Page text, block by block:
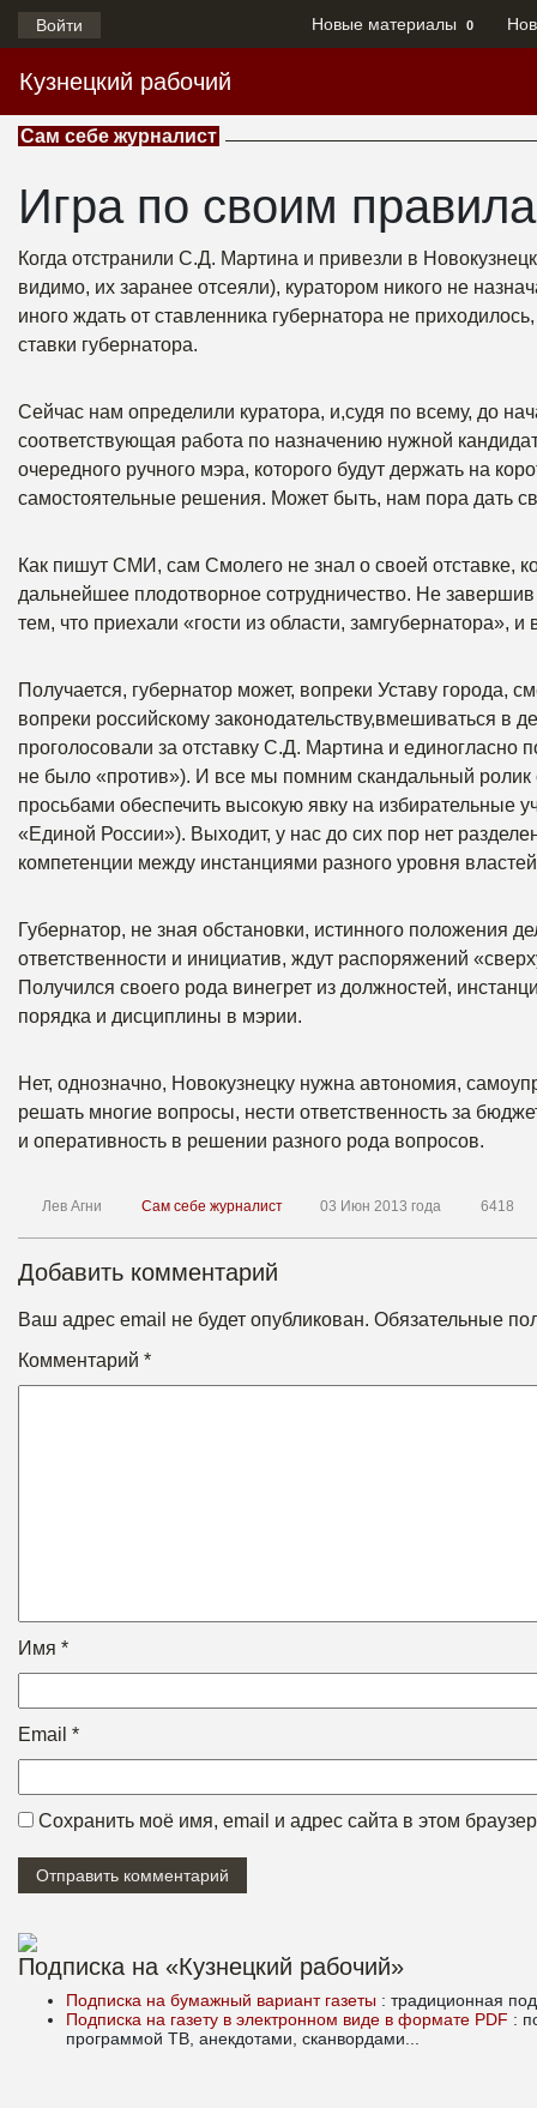
Войти Новые материалы 0
Кузнецкий рабочий
Сам себе журналист
Игра по своим
Когда отстранили С.Д. Мартина и привезли в
видимо, их заранее отсеяли), куратором никого не
иного ждать от ставленника губернатора не
ставки губернатора.
Сейчас нам определили куратора, и,судя по всему, до
соответствующая работа по назначению нужной
очередного ручного мэра, которого будут держать на
самостоятельные решения. Может быть, нам пора дать
Как пишут СМИ, сам Смолего не знал о своей отставке,
дальнейшее плодотворное сотрудничество. Не
тем, что приехали «гости из области, замгубернатора», и
Получается, губернатор может, вопреки Уставу города,
вопреки российскому законодательству,вмешиваться в
проголосовали за отставку С.Д. Мартина и единогласно
не было «против»). И все мы помним скандальный
просьбами обеспечить высокую явку на избирательные
«Единой России»). Выходит, у нас до сих пор нет
компетенции между инстанциями разного уровня
Губернатор, не зная обстановки, истинного положения
ответственности и инициатив, ждут распоряжений
Получился своего рода винегрет из должностей,
порядка и дисциплины в мэрии.
Нет, однозначно, Новокузнецку нужна автономия,
решать многие вопросы, нести ответственность за
и оперативность в решении разного рода вопросов.
Лев Агни Сам себе журналист 03 Июн 2013 года 6418
Добавить комментарий
Ваш адрес email не будет опубликован. Обязательные
Комментарий *
Имя *
Email *
Сохранить моё имя, email и адрес сайта в этом
Подписка на «Кузнецкий рабочий»
Подписка на бумажный вариант газеты : традиционная
Подписка на газету в электронном виде в формате PDF :
программой ТВ, анекдотами, сканвордами...